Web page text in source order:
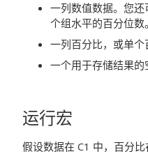
一列数值数据。您
个组水平的百分位数。
一列百分比，或单个
一个用于存储结果的
运行宏
假设数据在 C1 中，百分